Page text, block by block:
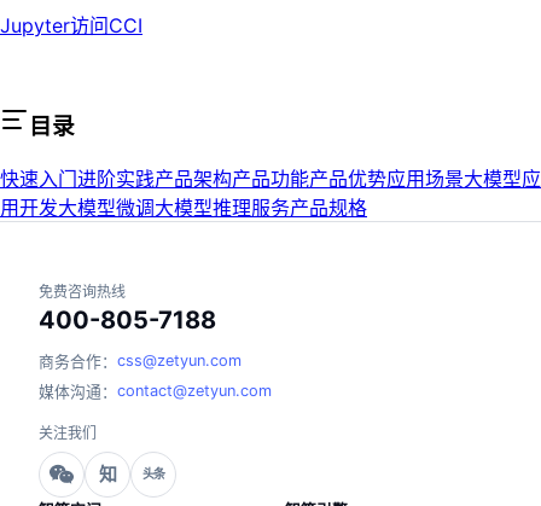
Jupyter访问CCI
目录
快速入门进阶实践产品架构产品功能产品优势应用场景大模型应
用开发大模型微调大模型推理服务产品规格
免费咨询热线
400-805-7188
商务合作： css@zetyun.com
媒体沟通： contact@zetyun.com
关注我们
知 头条